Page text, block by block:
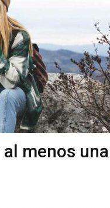
menos una